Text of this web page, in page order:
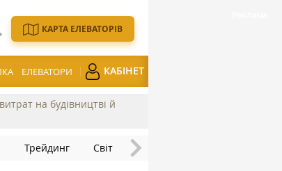
КАРТА ЕЛЕВАТОРІВ
ЕЛЕВАТОРИ КАБІНЕТ
на будівництві й
Трейдинг Світ